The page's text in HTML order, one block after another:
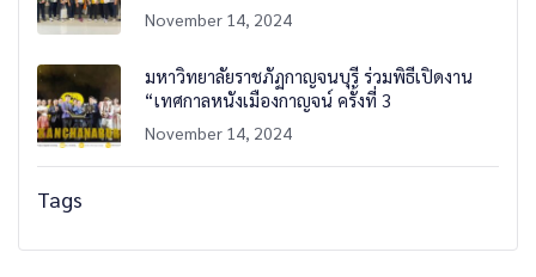
November 14, 2024
มหาวิทยาลัยราชภัฏกาญจนบุรี ร่วมพิธีเปิดงาน
“เทศกาลหนังเมืองกาญจน์ ครั้งที่ 3
November 14, 2024
Tags